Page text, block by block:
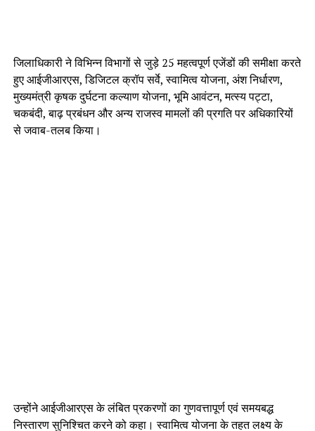
जिलाधिकारी ने विभिन्न विभागों से जुड़े 25 महत्वपूर्ण एजेंडों की समीक्षा करते
हुए आईजीआरएस, डिजिटल क्रॉप सर्वे, स्वामित्व योजना, अंश निर्धारण,
मुख्यमंत्री कृषक दुर्घटना कल्याण योजना, भूमि आवंटन, मत्स्य पट्टा,
चकबंदी, बाढ़ प्रबंधन और अन्य राजस्व मामलों की प्रगति पर अधिकारियों
से जवाब-तलब किया।
उन्होंने आईजीआरएस के लंबित प्रकरणों का गुणवत्तापूर्ण एवं समयबद्ध
निस्तारण सुनिश्चित करने को कहा। स्वामित्व योजना के तहत लक्ष्य के